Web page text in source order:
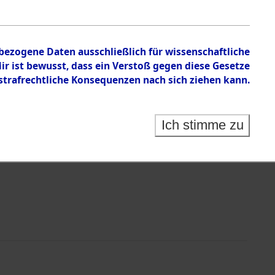
Daten ausschließlich für wissenschaftliche
bewusst, dass ein Verstoß gegen diese Gesetze
Konsequenzen nach sich ziehen kann.
Ich stimme zu